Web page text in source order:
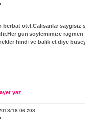
berbat otel.Calisanlar saygisiz
gun soylemimize ragmen
hindi ve balik et diye
yaz
18.06.208